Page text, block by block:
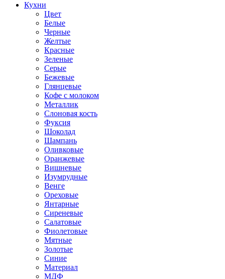
Кухни
Цвет
Белые
Черные
Желтые
Красные
Зеленые
Серые
Бежевые
Глянцевые
Кофе с молоком
Металлик
Слоновая кость
Фуксия
Шоколад
Шампань
Оливковые
Оранжевые
Вишневые
Изумрудные
Венге
Ореховые
Янтарные
Сиреневые
Салатовые
Фиолетовые
Мятные
Золотые
Синие
Материал
МДФ